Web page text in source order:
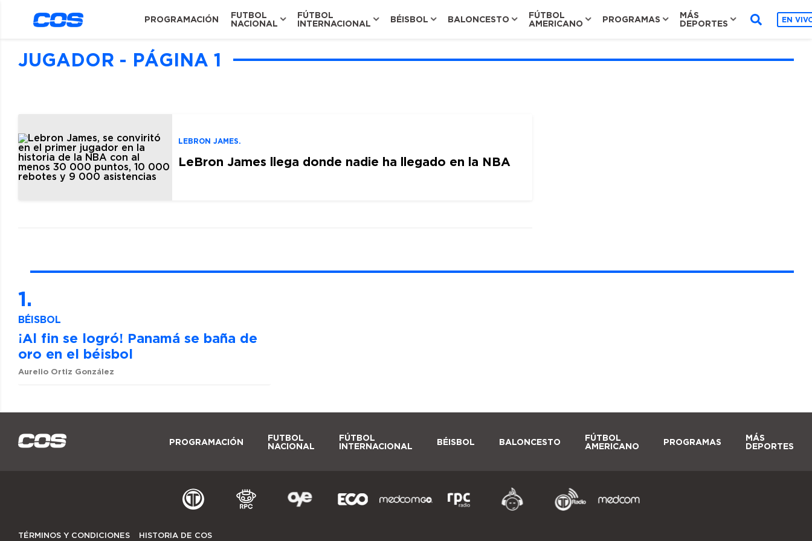
PROGRAMACIÓN
FUTBOL
NACIONAL
FÚTBOL
INTERNACIONAL
BÉISBOL BALONCESTO
FÚTBOL
AMERICANO
PROGRAMAS
MÁS
DEPORTES
EN
JUGADOR - PÁGINA 1
LEBRON JAMES.
LeBron James llega donde nadie ha llegado en la NBA
BÉISBOL
¡Al fin se logró! Panamá se baña de
oro en el béisbol
Aurelio Ortiz González
PROGRAMACIÓN
FUTBOL
NACIONAL
FÚTBOL
INTERNACIONAL
BÉISBOL BALONCESTO
FÚTBOL
AMERICANO
PROGRAMAS
MÁS
DEPORTES
TÉRMINOS Y CONDICIONES HISTORIA DE COS